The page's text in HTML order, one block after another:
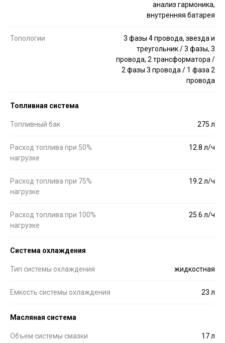
анализ гармоника,
внутренняя батарея
Топологии
3 фазы 4 провода, звезда и
треугольник / 3 фазы, 3
провода, 2 трансформатора /
2 фазы 3 провода / 1 фаза 2
провода
Топливная система
Топливный бак 275 л
Расход топлива при 50%
нагрузке
12.8 л/ч
Расход топлива при 75%
нагрузке
19.2 л/ч
Расход топлива при 100%
нагрузке
25.6 л/ч
Система охлаждения
Тип системы охлаждения жидкостная
Емкость системы охлаждения 23 л
Масляная система
Объем системы смазки 17 л